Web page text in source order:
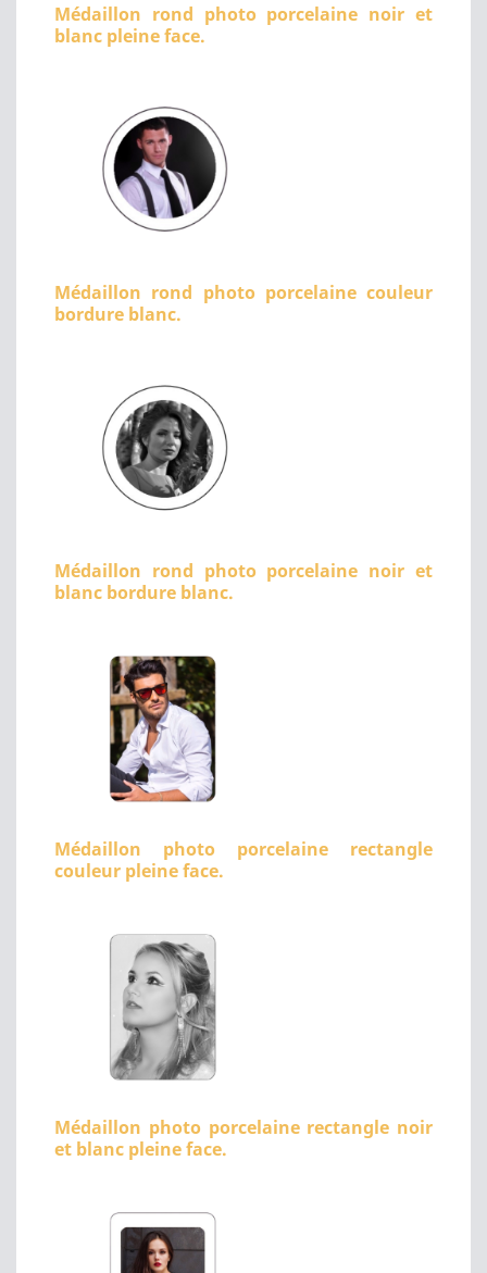
Médaillon rond photo porcelaine noir et
blanc pleine face.
Médaillon rond photo porcelaine couleur
bordure blanc.
Médaillon rond photo porcelaine noir et
blanc bordure blanc.
Médaillon photo porcelaine rectangle
couleur pleine face.
Médaillon photo porcelaine rectangle noir
et blanc pleine face.